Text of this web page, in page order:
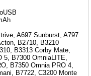
A697 Sunburst, A797
B2710, B3210
B3313 Corby Mate,
5, B7300 OmniaLITE,
B7350 Omnia PRO 4,
B7722, C3200 Monte